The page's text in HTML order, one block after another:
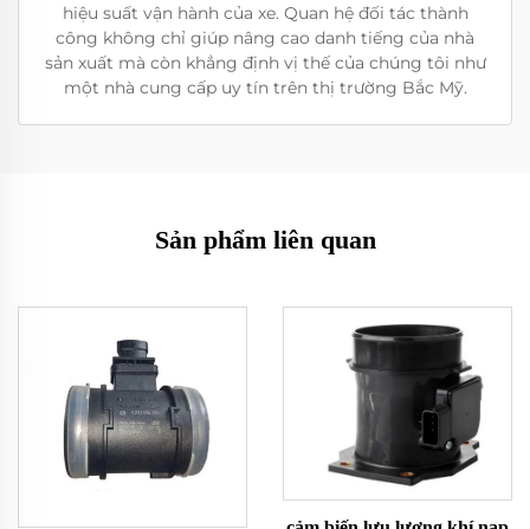
hiệu suất vận hành của xe. Quan hệ đối tác thành
công không chỉ giúp nâng cao danh tiếng của nhà
sản xuất mà còn khẳng định vị thế của chúng tôi như
một nhà cung cấp uy tín trên thị trường Bắc Mỹ.
Sản phẩm liên quan